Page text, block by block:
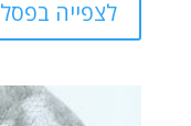
לצפייה בפסל